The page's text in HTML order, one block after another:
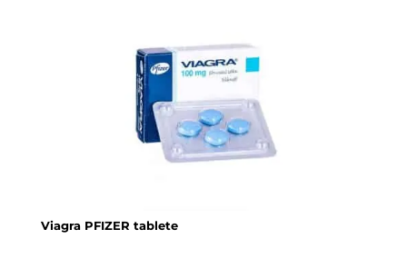
Viagra PFIZER tablete